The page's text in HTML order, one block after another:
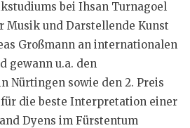
bei Ihsan Turnagoel
Musik und Darstellende Kunst
Großmann an internationalen
gewann u.a. den
Nürtingen sowie den 2. Preis
die beste Interpretation einer
Dyens im Fürstentum